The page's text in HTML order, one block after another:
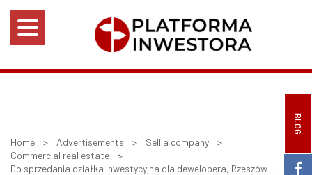
BLOG
Home > Advertisements > Sell a company >
Commercial real estate >
Do sprzedania działka inwestycyjna dla dewelopera, Rzeszów